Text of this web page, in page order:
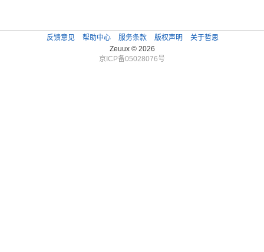
反馈意见 帮助中心 服务条款 版权声明
关于哲思
Zeuux © 2026
京ICP备05028076号